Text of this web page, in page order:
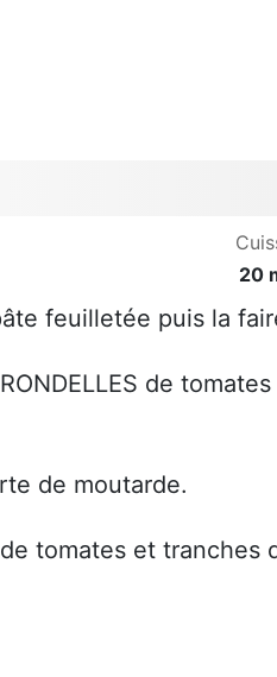
20
feuilletée puis la
de
de moutarde.
tomates et tranches